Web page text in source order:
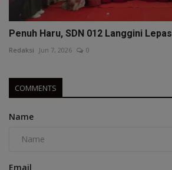
Penuh Haru, SDN 012 Langgini
Redaksi Jun 7, 2026 0
COMMENTS
Name
Email